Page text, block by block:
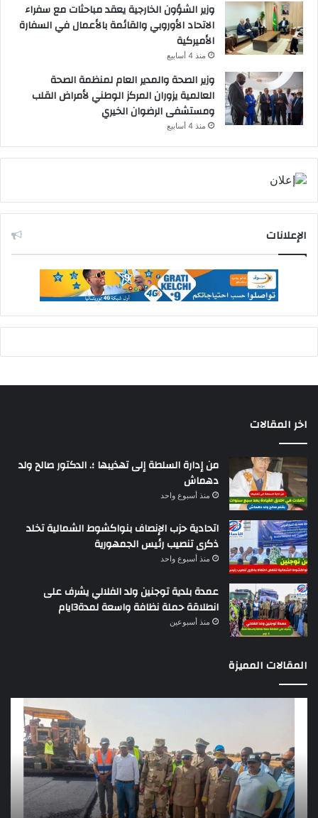
وزير الشؤون الخارجية يعقد مباحثات مع سفراء
الاتحاد الأوروبي والقائمة بالأعمال في السفارة
الأميركية
منذ 4 أسابيع
وزير الصحة والمدير العام لمنظمة الصحة
العالمية يزوران المركز الوطني لأمراض القلب
ومستشفى الرضوان الخيري
منذ 4 أسابيع
الإعلانات
اخر المقالات
من إدارة السلطة إلى تهذيبها ؛. الدكتور صالح ولد
دهماش
منذ أسبوع واحد
اتحادية حزب الإنصاف بنواكشوط الشمالية تخلد
ذكرى تنصيب رئيس الجمهورية
منذ أسبوع واحد
عمدة بلدية توجنين ولد الفلالي يشرف على
انطلاقة حملة نظافة واسعة لمدة3ايام
منذ أسبوعين
المقالات المميزة
اشغال
بناء
طريق
باركيول-
الصواطه